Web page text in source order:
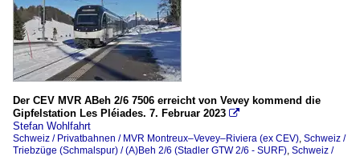
Der CEV MVR ABeh 2/6 7506 erreicht von Vevey kommend die
Gipfelstation Les Pléiades. 7. Februar 2023 
Stefan Wohlfahrt
Schweiz / Privatbahnen / MVR Montreux–Vevey–Riviera (ex CEV), Schweiz /
Triebzüge (Schmalspur) / (A)Beh 2/6 (Stadler GTW 2/6 - SURF), Schweiz /